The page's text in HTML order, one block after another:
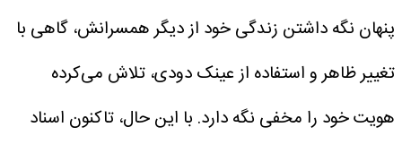
پنهان نگه داشتن زندگی خود از دیگر همسرانش، گاهی با
تغییر ظاهر و استفاده از عینک دودی، تلاش می‌کرده
هویت خود را مخفی نگه دارد. با این حال، تاکنون اسناد